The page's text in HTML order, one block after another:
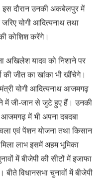
इस दौरान उनकी अकबेलपुर में
योगी आदित्यनाथ तथा
कोशिश करेंगे।
अखिलेश यादव को निशाने पर
की जीत का खांका भी खींचेगे।
योगी आदित्यनाथ आजमगढ़
में जी-जान से जुटे हुए हैं। उनकी
में भी अपना दबदबा
एवं पेंशन योजना तथा किसान
मिला लाभ इसमें अहम भूमिका
में बीजेपी की सीटों में इजाफा
विधानसभा चुनावों में बीजेपी